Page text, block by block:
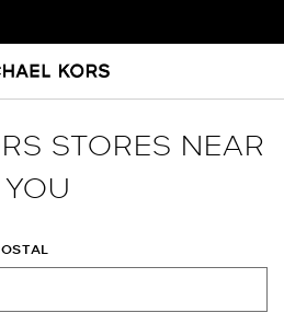
STORES NEAR
YOU